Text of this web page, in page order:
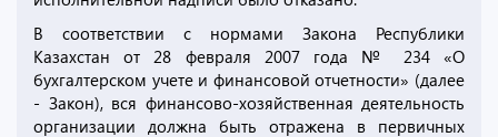
В соответствии с нормами Закона Республики
Казахстан от 28 февраля 2007 года № 234 «О
бухгалтерском учете и финансовой отчетности» (далее
- Закон), вся финансово-хозяйственная деятельность
организации должна быть отражена в первичных